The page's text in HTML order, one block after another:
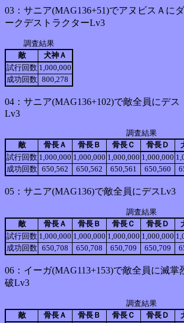
03：サニア(MAG136+51)でアヌビスＡにダ
ークデストラクターLv3
調査結果
敵
犬神Ａ
試行回数 1,000,000
成功回数 800,278
04：サニア(MAG136+102)で敵全員にデス
Lv3
調査結果
敵
骨長Ａ 骨長Ｂ 骨長Ｃ 骨長Ｄ
試行回数 1,000,000 1,000,000 1,000,000 1,000,000
成功回数 650,562 650,562 650,561 650,560
05：サニア(MAG136)で敵全員にデスLv3
調査結果
敵
骨長Ａ 骨長Ｂ 骨長Ｃ 骨長Ｄ
試行回数 1,000,000 1,000,000 1,000,000 1,000,000
成功回数 650,708 650,708 650,709 650,709
06：イーガ(MAG113+153)で敵全員に滅掌
破Lv3
調査結果
敵
骨長Ａ 骨長Ｂ 骨長Ｃ 骨長Ｄ